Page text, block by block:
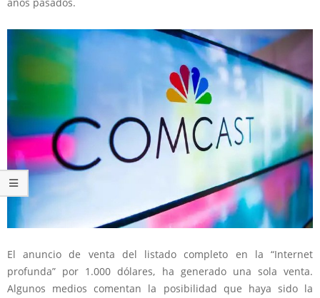
El anuncio de venta del listado completo en la “Internet
profunda” por 1.000 dólares, ha generado una sola venta.
Algunos medios comentan la posibilidad que haya sido la